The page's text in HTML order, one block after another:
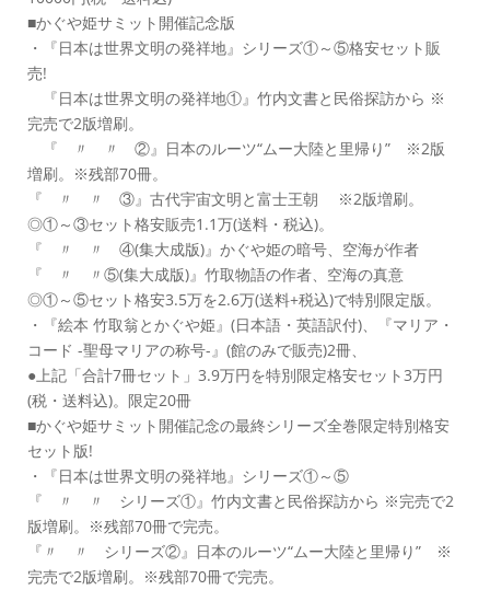
■かぐや姫サミット開催記念版
・『日本は世界文明の発祥地』シリーズ①～⑤格安セット販
売!
『日本は世界文明の発祥地①』竹内文書と民俗探訪から ※
完売で2版増刷。
『 〃 〃 ②』日本のルーツ“ムー大陸と里帰り” ※2版
増刷。※残部70冊。
『 〃 〃 ③』古代宇宙文明と富士王朝 ※2版増刷。
◎①～③セット格安販売1.1万(送料・税込)。
『 〃 〃 ④(集大成版)』かぐや姫の暗号、空海が作者
『 〃 〃⑤(集大成版)』竹取物語の作者、空海の真意
◎①～⑤セット格安3.5万を2.6万(送料+税込)で特別限定版。
・『絵本 竹取翁とかぐや姫』(日本語・英語訳付)、『マリア・
コード -聖母マリアの称号-』(館のみで販売)2冊、
●上記「合計7冊セット」3.9万円を特別限定格安セット3万円
(税・送料込)。限定20冊
■かぐや姫サミット開催記念の最終シリーズ全巻限定特別格安
セット版!
・『日本は世界文明の発祥地』シリーズ①～⑤
『 〃 〃 シリーズ①』竹内文書と民俗探訪から ※完売で2
版増刷。※残部70冊で完売。
『〃 〃 シリーズ②』日本のルーツ“ムー大陸と里帰り” ※
完売で2版増刷。※残部70冊で完売。